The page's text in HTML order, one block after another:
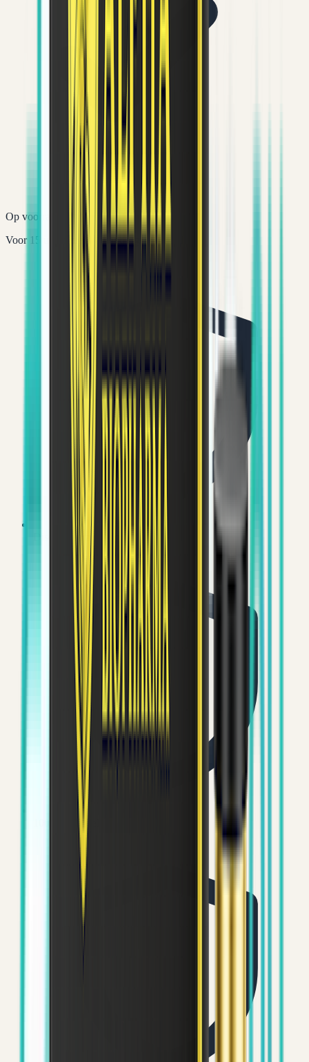
Op voorraad
Voor 15 uur betaald = vandaag verstuurd
Discrete verzending
100% origineel